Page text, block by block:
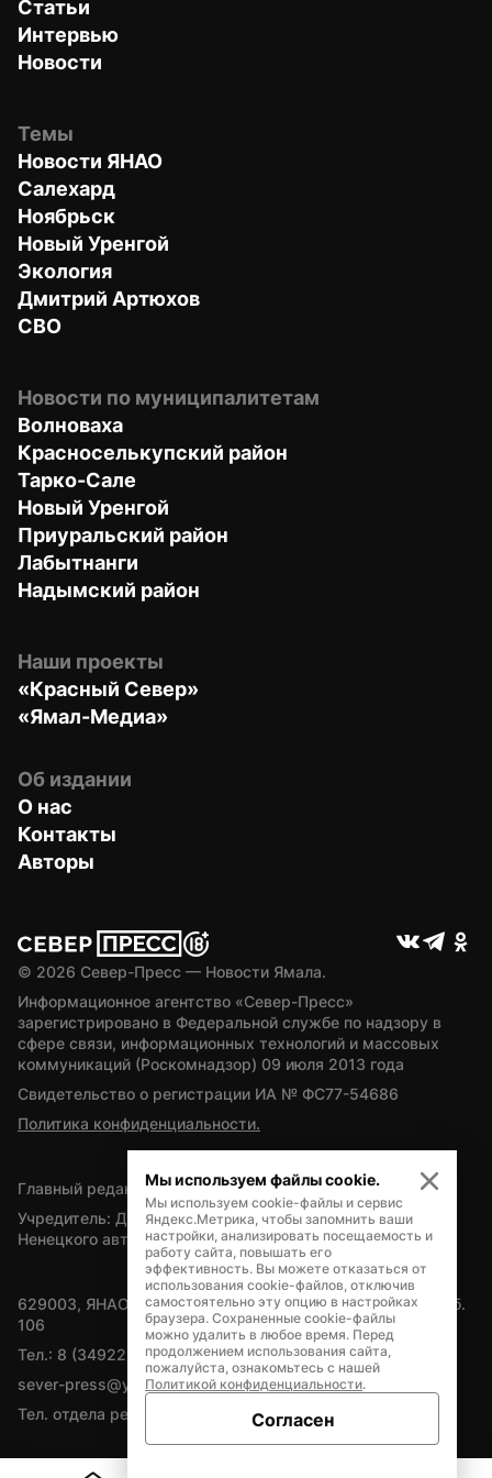
Статьи
Интервью
Новости
Темы
Новости ЯНАО
Салехард
Ноябрьск
Новый Уренгой
Экология
Дмитрий Артюхов
СВО
Новости по муниципалитетам
Волноваха
Красноселькупский район
Тарко-Сале
Новый Уренгой
Приуральский район
Лабытнанги
Надымский район
Наши проекты
«Красный Север»
«Ямал-Медиа»
Об издании
О нас
Контакты
Авторы
© 2026 Север-Пресс — Новости Ямала.
Информационное агентство «Север-Пресс»
зарегистрировано в Федеральной службе по надзору в
сфере связи, информационных технологий и массовых
коммуникаций (Роскомнадзор) 09 июля 2013 года
Свидетельство о регистрации ИА № ФС77-54686
Политика конфиденциальности.
Главный редактор — А.Л. Поздеев
Учредитель: Департамент внутренней политики Ямало-
Ненецкого автономного округа
629003, ЯНАО, Салехард, мкр. Богдана Кнунянца, д.1, каб.
106
Тел.: 8 (34922) 71262
sever-press@yamal-media.ru
Тел. отдела рекламы: 8 (34922) 42728
Мы используем файлы cookie.
Мы используем cookie-файлы и сервис
Яндекс.Метрика, чтобы запомнить ваши
настройки, анализировать посещаемость и
работу сайта, повышать его
эффективность. Вы можете отказаться от
использования cookie-файлов, отключив
самостоятельно эту опцию в настройках
браузера. Сохраненные cookie-файлы
можно удалить в любое время. Перед
продолжением использования сайта,
пожалуйста, ознакомьтесь с нашей
Политикой конфиденциальности.
Согласен